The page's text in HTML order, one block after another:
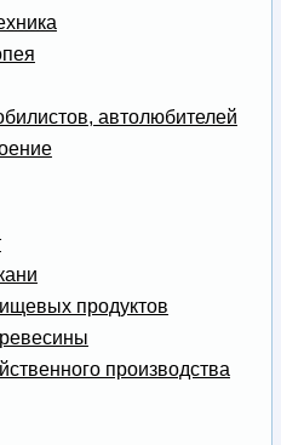
автолюбителей
продуктов
производства